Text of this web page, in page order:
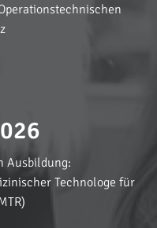
Ausbildung:
Technologe für